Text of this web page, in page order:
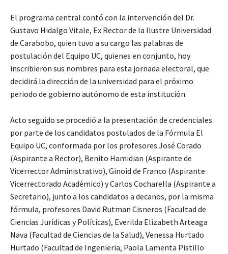
El programa central contó con la intervención del Dr.
Gustavo Hidalgo Vitale, Ex Rector de la Ilustre Universidad
de Carabobo, quien tuvo a su cargo las palabras de
postulación del Equipo UC, quienes en conjunto, hoy
inscribieron sus nombres para esta jornada electoral, que
decidirá la dirección de la universidad para el próximo
periodo de gobierno autónomo de esta institución.
Acto seguido se procedió a la presentación de credenciales
por parte de los candidatos postulados de la Fórmula El
Equipo UC, conformada por los profesores José Corado
(Aspirante a Rector), Benito Hamidian (Aspirante de
Vicerrector Administrativo), Ginoid de Franco (Aspirante
Vicerrectorado Académico) y Carlos Cocharella (Aspirante a
Secretario), junto a los candidatos a decanos, por la misma
fórmula, profesores David Rutman Cisneros (Facultad de
Ciencias Jurídicas y Políticas), Everilda Elizabeth Arteaga
Nava (Facultad de Ciencias de la Salud), Venessa Hurtado
Hurtado (Facultad de Ingenieria, Paola Lamenta Pistillo